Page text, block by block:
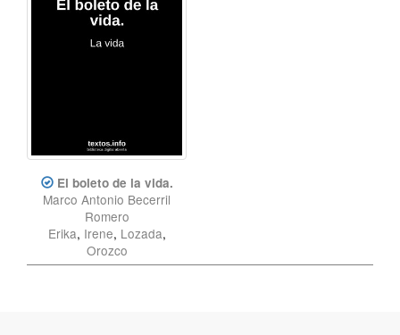
El boleto de la vida.
Marco Antonio Becerril
Romero
Erika, Irene, Lozada,
Orozco